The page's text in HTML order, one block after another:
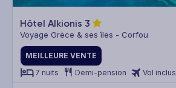
Hôtel Alkionis 3
Voyage Grèce & ses îles - Corfou
MEILLEURE VENTE
7 nuits
Demi-pension Vol inclus